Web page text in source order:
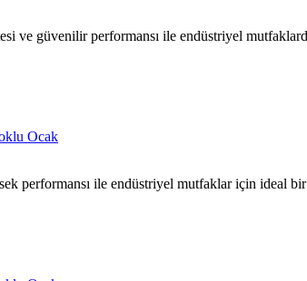
ve güvenilir performansı ile endüstriyel
Ocak
performansı ile endüstriyel mutfaklar için